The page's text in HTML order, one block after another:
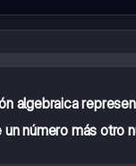
algebraica
un número más otro